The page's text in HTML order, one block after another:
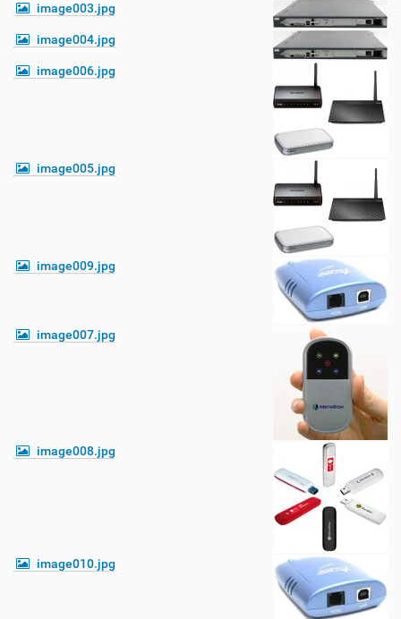
image003.jpg
image004.jpg
image006.jpg
image005.jpg
image009.jpg
image007.jpg
image008.jpg
image010.jpg